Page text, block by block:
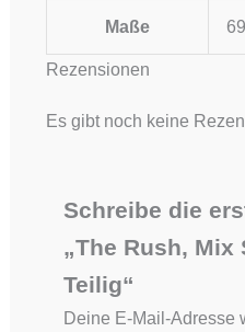
Maße
Rezensionen
Es gibt noch keine
Schreibe die
„The Rush, Mix
Teilig“
Deine E-Mail-Adresse